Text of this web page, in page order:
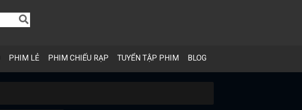
PHIM LẺ PHIM CHIẾU RẠP TUYỂN TẬP PHIM BLOG